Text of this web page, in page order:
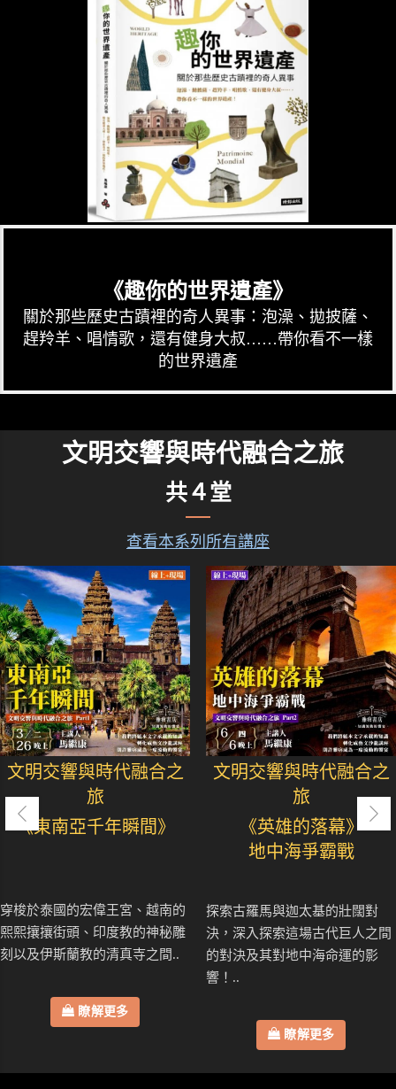
《趣你的世界遺產》
關於那些歷史古蹟裡的奇人異事：泡澡、拋披薩、
趕羚羊、唱情歌，還有健身大叔……帶你看不一樣
的世界遺產
文明交響與時代融合之旅
共４堂
查看本系列所有講座
文明交響與時代融合之
旅
《東南亞千年瞬間》
穿梭於泰國的宏偉王宮、越南的
熙熙攘攘街頭、印度教的神秘雕
刻以及伊斯蘭教的清真寺之間..
瞭解更多
文明交響與時代融合之
旅
《英雄的落幕》
地中海爭霸戰
探索古羅馬與迦太基的壯闊對
決，深入探索這場古代巨人之間
的對決及其對地中海命運的影
響！..
瞭解更多